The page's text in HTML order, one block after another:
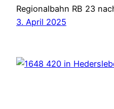
Regionalbahn RB 23
3. April 2025